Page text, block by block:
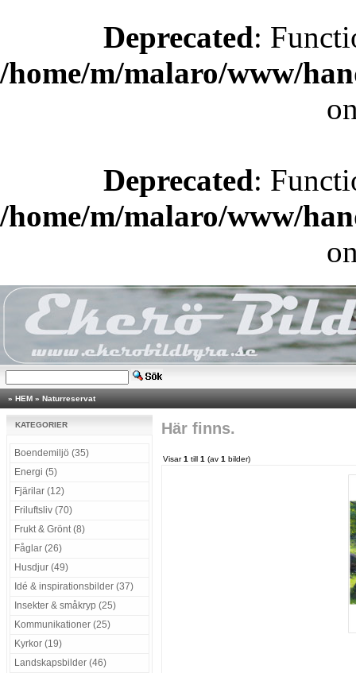
Deprecated:
/home/m/malaro/www/
Deprecated:
/home/m/malaro/www/
» HEM » Naturreservat
KATEGORIER
Boendemiljö (35)
Energi (5)
Fjärilar (12)
Friluftsliv (70)
Frukt & Grönt (8)
Fåglar (26)
Husdjur (49)
Idé & inspirationsbilder (37)
Insekter & småkryp (25)
Kommunikationer (25)
Kyrkor (19)
Landskapsbilder (46)
Här finns.
Visar1 till 1 (av 1 bilder)